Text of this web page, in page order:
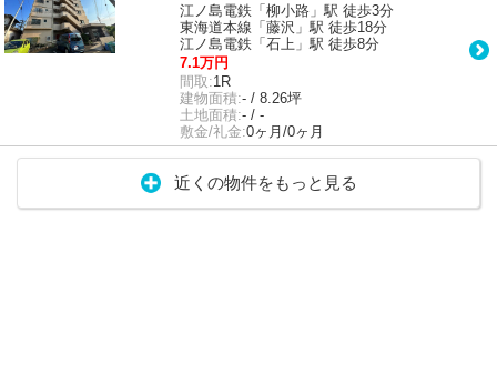
江ノ島電鉄「柳小路」駅 徒歩3分
東海道本線「藤沢」駅 徒歩18分
江ノ島電鉄「石上」駅 徒歩8分
7.1万円
間取:1R
建物面積:- / 8.26坪
土地面積:- / -
敷金/礼金:0ヶ月/0ヶ月
近くの物件をもっと見る